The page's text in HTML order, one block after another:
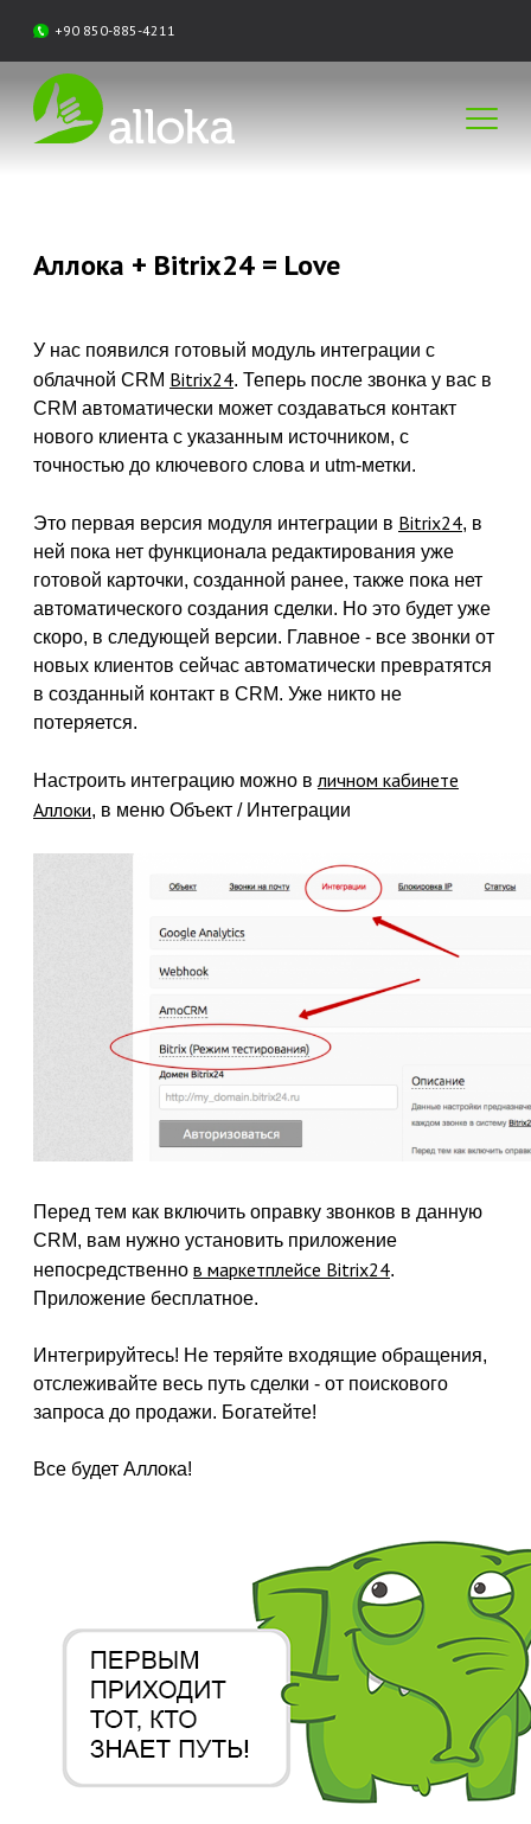
Аллока + Bitrix24 = Love
У нас появился готовый модуль интеграции с
облачной CRM Bitrix24. Теперь после звонка у вас в
CRM автоматически может создаваться контакт
нового клиента с указанным источником, с
точностью до ключевого слова и utm-метки.
Это первая версия модуля интеграции в Bitrix24, в
ней пока нет функционала редактирования уже
готовой карточки, созданной ранее, также пока нет
автоматического создания сделки. Но это будет уже
скоро, в следующей версии. Главное - все звонки от
новых клиентов сейчас автоматически превратятся
в созданный контакт в CRM. Уже никто не
потеряется.
Настроить интеграцию можно в личном кабинете
Аллоки, в меню Объект / Интеграции
Перед тем как включить оправку звонков в данную
CRM, вам нужно установить приложение
непосредственно в маркетплейсе Bitrix24.
Приложение бесплатное.
Интегрируйтесь! Не теряйте входящие обращения,
отслеживайте весь путь сделки - от поискового
запроса до продажи. Богатейте!
Все будет Аллока!
+90 850-885-4211